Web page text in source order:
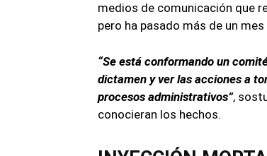
medios de comunicación que
pero ha pasado más de un
“Se está conformando un
dictamen y ver las acciones a
procesos administrativos”,
conocieran los hechos.